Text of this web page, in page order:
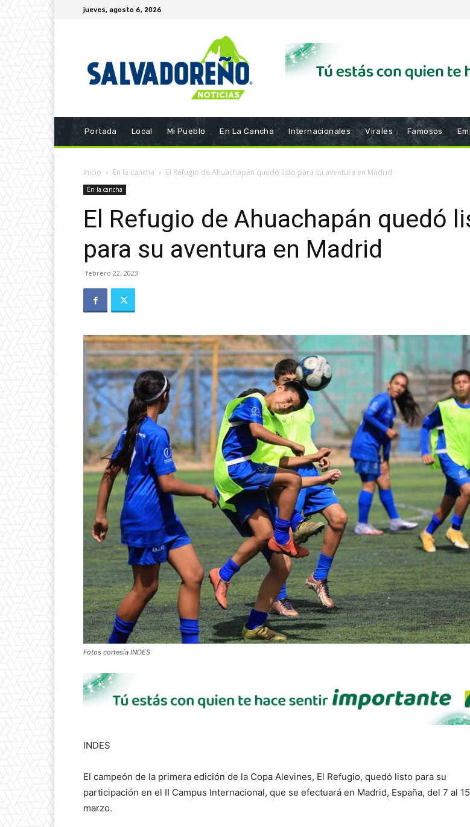
jueves, agosto 6, 2026
Portada Local Mi Pueblo En La Cancha Internacionales Virales Famosos
Inicio En la cancha El Refugio de Ahuachapán quedó listo para su aventura en Madrid
En la cancha
El Refugio de Ahuachapán quedó
para su aventura en Madrid
febrero 22, 2023
Fotos cortesía INDES
INDES
El campeón de la primera edición de la Copa Alevines, El Refugio, quedó listo para su
participación en el II Campus Internacional, que se efectuará en Madrid, España, del 7 al
marzo.